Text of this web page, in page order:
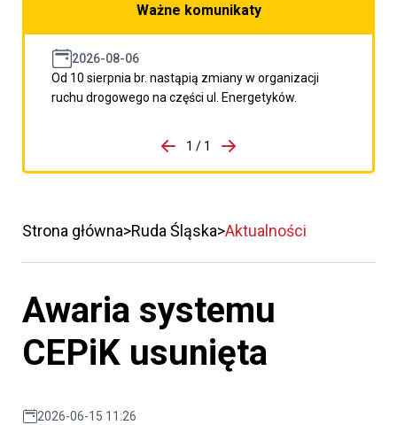
Ważne komunikaty
2026-08-06
Od 10 sierpnia br. nastąpią zmiany w organizacji
ruchu drogowego na części ul. Energetyków.
porzpedniego komunikatu
1 / 1
Przejdź do następnego
Strona główna Ruda Śląska Aktualności
Awaria systemu
CEPiK usunięta
2026-06-15 11:26